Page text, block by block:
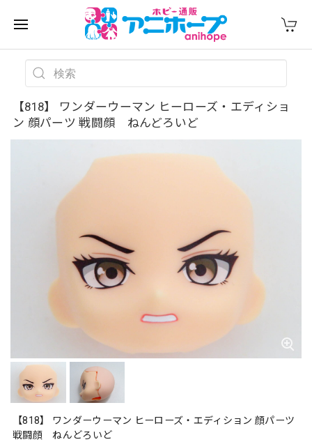
【818】 ワンダーウーマン ヒーローズ・エディショ
ン 顔パーツ 戦闘顔 ねんどろいど
【818】 ワンダーウーマン ヒーローズ・エディション 顔パーツ
戦闘顔 ねんどろいど